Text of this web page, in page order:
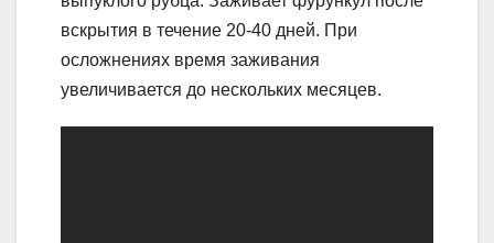
вскрытия в течение 20-40 дней. При
осложнениях время заживания
увеличивается до нескольких месяцев.